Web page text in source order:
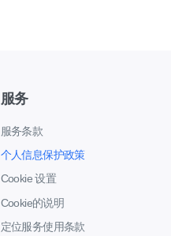
服务
服务条款
个人信息保护政策
Cookie 设置
Cookie的说明
定位服务使用条款